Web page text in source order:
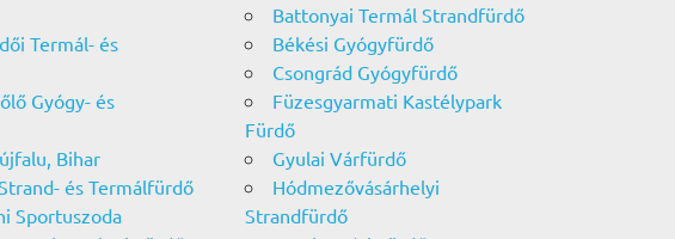
Termál- és
Gyógy- és
Bihar
és Termálfürdő
Sportuszoda
Battonyai Termál Strandfürdő
Békési Gyógyfürdő
Csongrád Gyógyfürdő
Füzesgyarmati Kastélypark
Fürdő
Gyulai Várfürdő
Hódmezővásárhelyi
Strandfürdő